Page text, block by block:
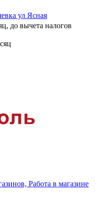
ул Ясная
до вычета налогов
Работа в магазине